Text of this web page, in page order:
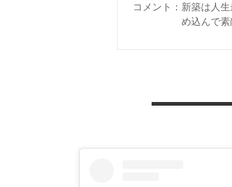
コメント ： 新築は人
め込んで素